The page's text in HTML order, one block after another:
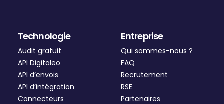
Technologie
Audit gratuit
API Digitaleo
API d’envois
API d’intégration
Connecteurs
Entreprise
Qui sommes-nous ?
FAQ
Recrutement
RSE
Partenaires